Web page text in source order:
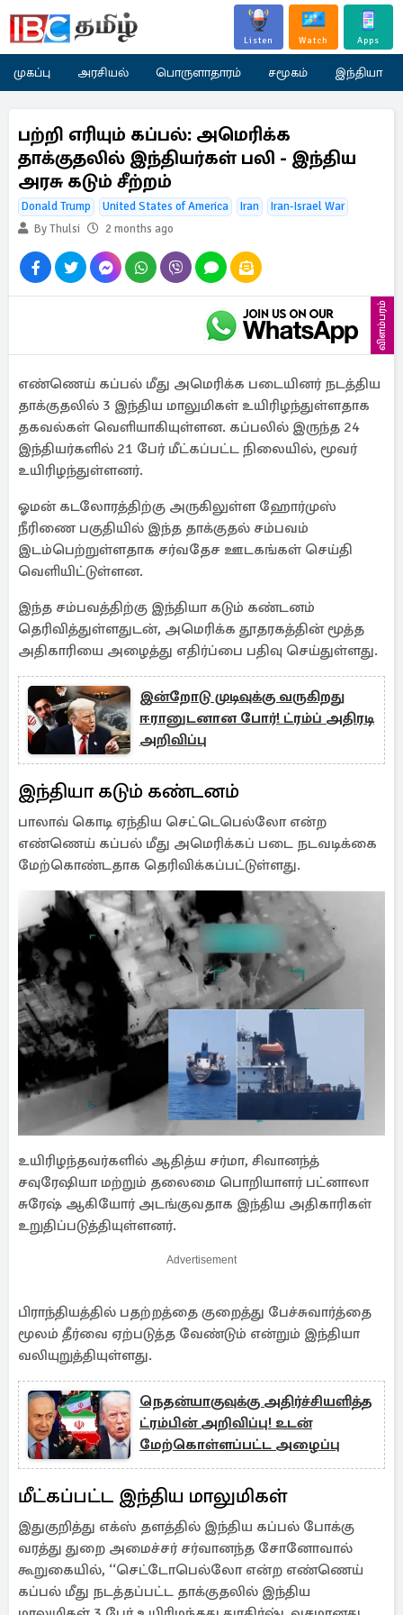
Listen Watch Apps
முகப்பு அரசியல் பொருளாதாரம் சமூகம் இந்தியா
பற்றி எரியும் கப்பல்: அமெரிக்க
தாக்குதலில் இந்தியர்கள் பலி - இந்திய
அரசு கடும் சீற்றம்
Donald Trump United States of America Iran
Iran-Israel War
By Thulsi
2 months ago
விளம்பரம்
எண்ணெய் கப்பல் மீது அமெரிக்க படையினர் நடத்திய
தாக்குதலில் 3 இந்திய மாலுமிகள் உயிரிழந்துள்ளதாக
தகவல்கள் வெளியாகியுள்ளன. கப்பலில் இருந்த 24
இந்தியர்களில் 21 பேர் மீட்கப்பட்ட நிலையில், மூவர்
உயிரிழந்துள்ளனர்.
ஓமன் கடலோரத்திற்கு அருகிலுள்ள ஹோர்முஸ்
நீரிணை பகுதியில் இந்த தாக்குதல் சம்பவம்
இடம்பெற்றுள்ளதாக சர்வதேச ஊடகங்கள் செய்தி
வெளியிட்டுள்ளன.
இந்த சம்பவத்திற்கு இந்தியா கடும் கண்டனம்
தெரிவித்துள்ளதுடன், அமெரிக்க தூதரகத்தின் மூத்த
அதிகாரியை அழைத்து எதிர்ப்பை பதிவு செய்துள்ளது.
இன்றோடு முடிவுக்கு வருகிறது
ஈரானுடனான போர்! ட்ரம்ப் அதிரடி
அறிவிப்பு
இந்தியா கடும் கண்டனம்
பாலாவ் கொடி ஏந்திய செட்​டெபெல்​லோ என்ற
எண்ணெய் கப்பல் மீது அமெரிக்கப் படை நடவடிக்கை
மேற்கொண்டதாக தெரிவிக்கப்பட்டுள்ளது.
உயிரிழந்தவர்களில் ஆதித்ய சர்மா, சிவானந்த்
சவுரேஷியா மற்றும் தலைமை பொறியாளர் பட்னாலா
சுரேஷ் ஆகியோர் அடங்குவதாக இந்திய அதிகாரிகள்
உறுதிப்படுத்தியுள்ளனர்.
Advertisement
பிராந்தியத்தில் பதற்றத்தை குறைத்து பேச்சுவார்த்தை
மூலம் தீர்வை ஏற்படுத்த வேண்டும் என்றும் இந்தியா
வலியுறுத்தியுள்ளது.
நெதன்யாகுவுக்கு அதிர்ச்சியளித்த
ட்ரம்பின் அறிவிப்பு! உடன்
மேற்கொள்ளப்பட்ட அழைப்பு
மீட்​கப்​பட்ட இந்​திய மாலுமிகள்
இதுகுறித்து எக்ஸ் தளத்​தில் இந்​திய கப்​பல் போக்​கு​
வரத்து துறை அமைச்​சர் சர்​வானந்த சோனோ​வால்
கூறுகை​யில், ‘‘செட்டோபெல்லோ என்ற எண்​ணெய்
கப்​பல் மீது நடத்​தப்​பட்ட தாக்குதலில் இந்​திய